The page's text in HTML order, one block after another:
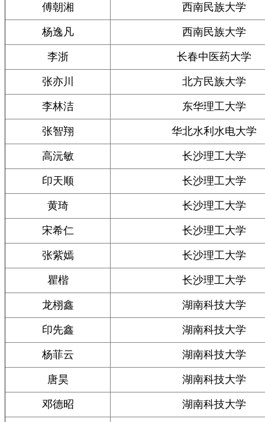
傅朝湘 西南民族大学
杨逸凡 西南民族大学
李浙 长春中医药大学
张亦川 北方民族大学
李林洁 东华理工大学
张智翔 华北水利水电大学
高沅敏 长沙理工大学
印天顺 长沙理工大学
黄琦 长沙理工大学
宋希仁 长沙理工大学
张紫嫣 长沙理工大学
瞿楷 长沙理工大学
龙栩鑫 湖南科技大学
印先鑫 湖南科技大学
杨菲云 湖南科技大学
唐昊 湖南科技大学
邓德昭 湖南科技大学